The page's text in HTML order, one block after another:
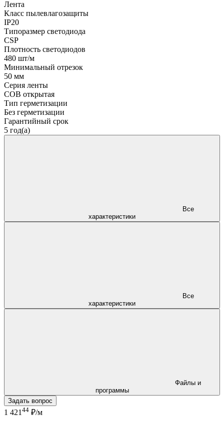
Лента
Класс пылевлагозащиты
IP20
Типоразмер светодиода
CSP
Плотность светодиодов
480 шт/м
Минимальный отрезок
50 мм
Серия ленты
COB открытая
Тип герметизации
Без герметизации
Гарантийный срок
5 год(а)
характеристики
характеристики
программы
Задать вопрос
1 421 44 ₽/м